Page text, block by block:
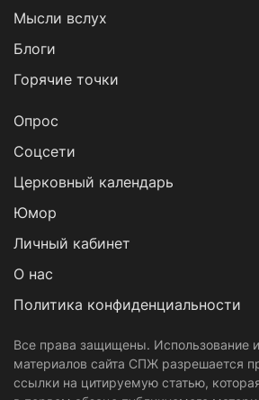
Мысли вслух
Блоги
Горячие точки
Опрос
Cоцсети
Церковный календарь
Юмор
Личный кабинет
О нас
Политика конфиденциальности
Все права защищены. Использование
материалов сайта СПЖ разрешается
ссылки на цитируемую статью,